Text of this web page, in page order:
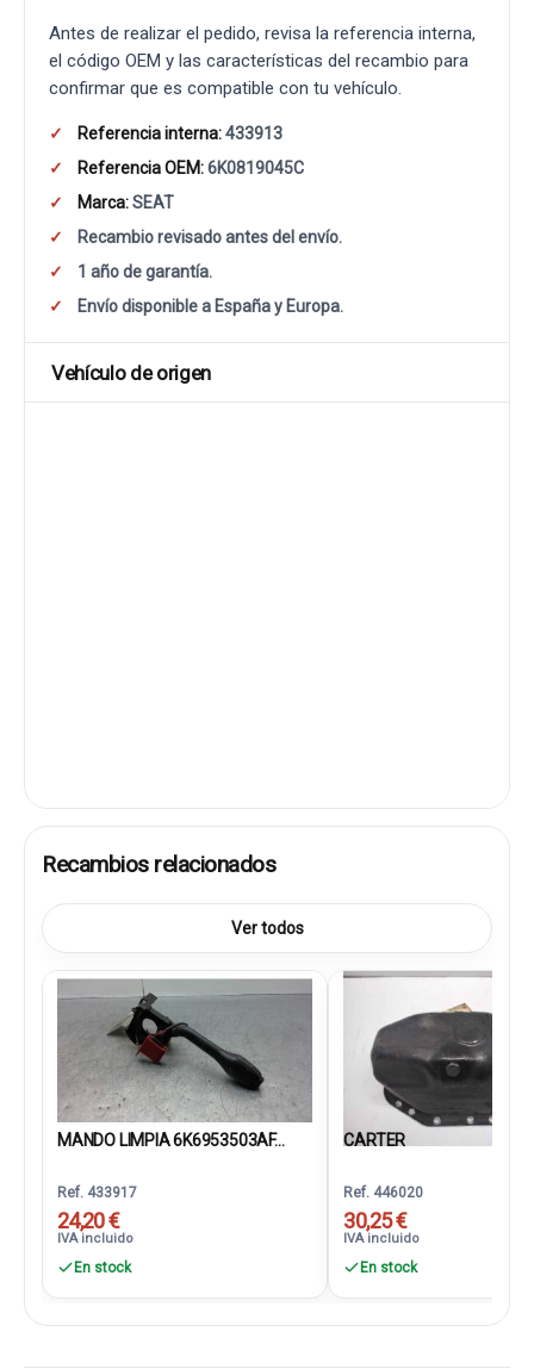
Antes de realizar el pedido, revisa la referencia interna,
el código OEM y las características del recambio para
confirmar que es compatible con tu vehículo.
Referencia interna:433913
Referencia OEM:6K0819045C
Marca:SEAT
Recambio revisado antes del envío.
1 año de garantía.
Envío disponible a España y Europa.
Vehículo de origen
Recambios relacionados
Ver todos
MANDO LIMPIA 6K6953503AF...
Ref. 433917
24,20 €
IVA incluido
En stock
CARTER
Ref. 446020
30,25 €
IVA incluido
En stock